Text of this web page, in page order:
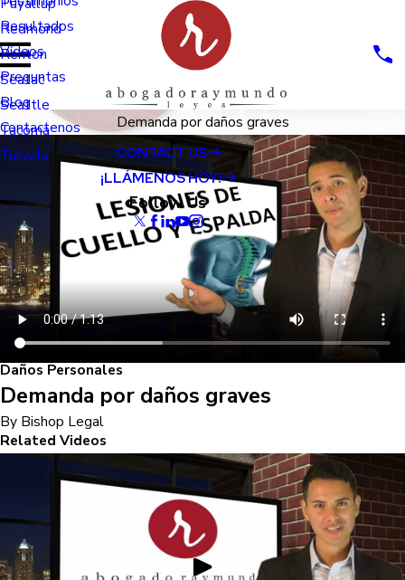
Redmond
Renton
Seatac
Seattle
Tacoma
Tukwila
Resultados
Vídeos
Preguntas
Blog
Contactenos
CONTACT US
¡LLÁMENOS HOY!
Follow Us
Demanda por daños graves
Daños Personales
Demanda por daños graves
By Bishop Legal
Related Videos